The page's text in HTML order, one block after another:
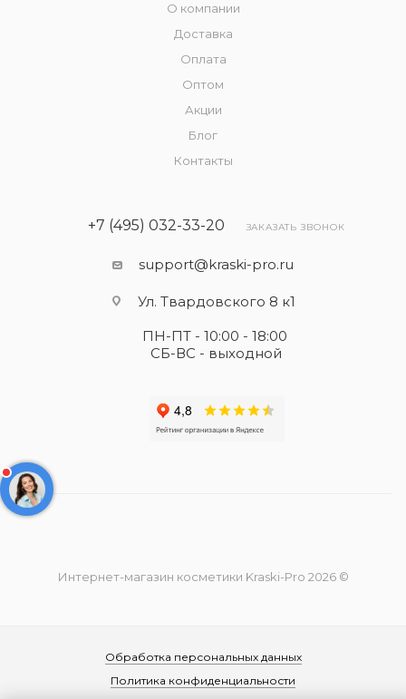
О компании
Доставка
Оплата
Оптом
Акции
Блог
Контакты
+7 (495) 032-33-20 ЗАКАЗАТЬ ЗВОНОК
support@kraski-pro.ru
Ул. Твардовского 8 к1
ПН-ПТ - 10:00 - 18:00
СБ-ВС - выходной
Интернет-магазин косметики Kraski-Pro 2026 ©
Обработка персональных данных
Политика конфиденциальности